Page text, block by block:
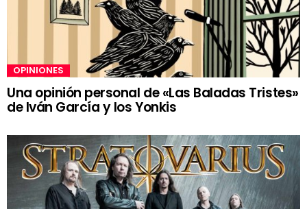
OPINIONES
Una opinión personal de «Las Baladas Tristes»
de Iván García y los Yonkis